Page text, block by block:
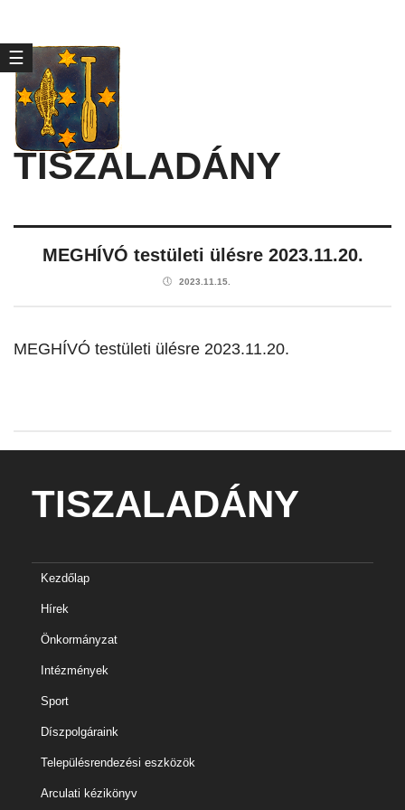
TISZALADÁNY
☰
MEGHÍVÓ testületi ülésre 2023.11.20.
🕔 2023.11.15.
MEGHÍVÓ testületi ülésre 2023.11.20.
TISZALADÁNY
Kezdőlap
Hírek
Önkormányzat
Intézmények
Sport
Díszpolgáraink
Településrendezési eszközök
Arculati kézikönyv